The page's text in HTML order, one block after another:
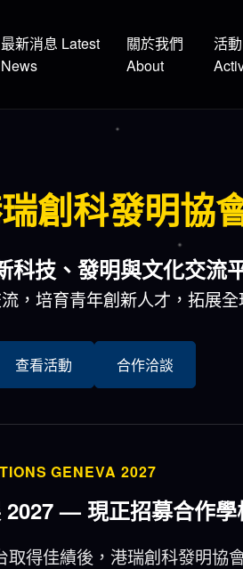
最新消息 Latest
News
關於我們
About
活動
創科發明協
科技、發明與文化交流
，培育青年創新人才，拓展
查看活動 合作洽談
GENEVA 2027
2027 — 現正招募合作學
得佳績後，港瑞創科發明協